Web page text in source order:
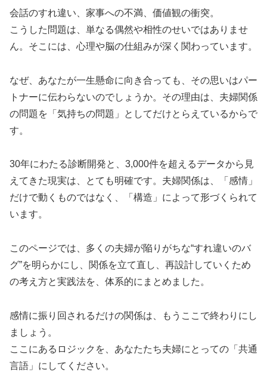
会話のすれ違い、家事への不満、価値観の衝突。
こうした問題は、単なる偶然や相性のせいではありませ
ん。そこには、心理や脳の仕組みが深く関わっています。
なぜ、あなたが一生懸命に向き合っても、その思いはパー
トナーに伝わらないのでしょうか。その理由は、夫婦関係
の問題を「気持ちの問題」としてだけとらえているからで
す。
30年にわたる診断開発と、3,000件を超えるデータから見
えてきた現実は、とても明確です。夫婦関係は、「感情」
だけで動くものではなく、「構造」によって形づくられて
います。
このページでは、多くの夫婦が陥りがちな“すれ違いのバ
グ”を明らかにし、関係を立て直し、再設計していくため
の考え方と実践法を、体系的にまとめました。
感情に振り回されるだけの関係は、もうここで終わりにし
ましょう。
ここにあるロジックを、あなたたち夫婦にとっての「共通
言語」にしてください。